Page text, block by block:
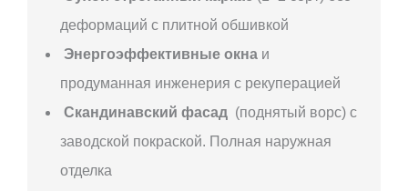
деформаций с плитной обшивкой
Энергоэффективные окна и
продуманная инженерия с рекуперацией
Скандинавский фасад (поднятый ворс) с
заводской покраской. Полная наружная
отделка